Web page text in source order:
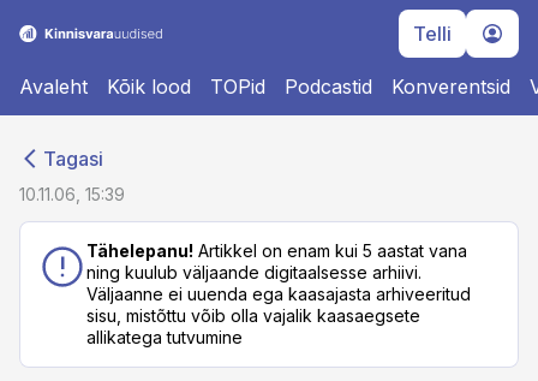
Telli
Avaleht Kõik lood TOPid Podcastid Konverentsid
Tagasi
10.11.06, 15:39
Tähelepanu! Artikkel on enam kui 5 aastat vana
ning kuulub väljaande digitaalsesse arhiivi.
Väljaanne ei uuenda ega kaasajasta arhiveeritud
sisu, mistõttu võib olla vajalik kaasaegsete
allikatega tutvumine